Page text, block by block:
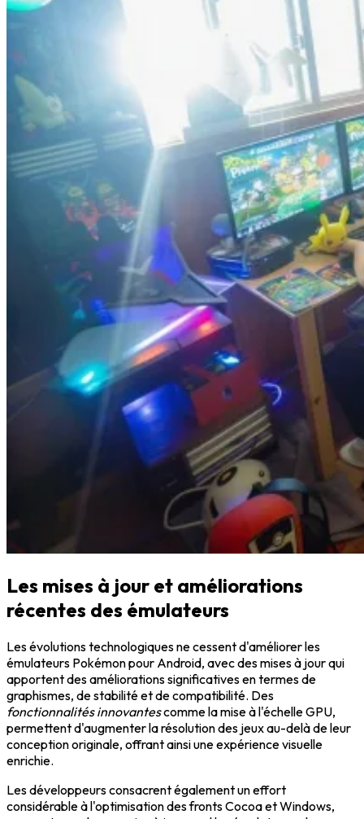
Les mises à jour et améliorations
récentes des émulateurs
Les évolutions technologiques ne cessent d'améliorer les
émulateurs Pokémon pour Android, avec des mises à jour qui
apportent des améliorations significatives en termes de
graphismes, de stabilité et de compatibilité. Des
fonctionnalités innovantescomme la mise à l'échelle GPU,
permettent d'augmenter la résolution des jeux au-delà de leur
conception originale, offrant ainsi une expérience visuelle
enrichie.
Les développeurs consacrent également un effort
considérable à l'optimisation des fronts Cocoa et Windows,